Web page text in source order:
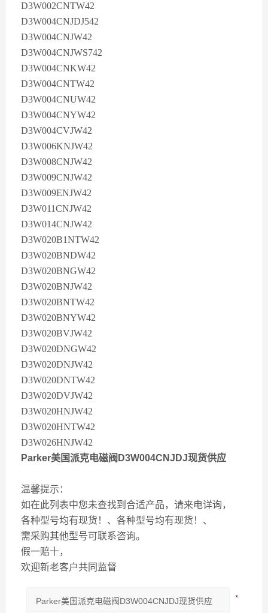
D3W002CNTW42
D3W004CNJDJ542
D3W004CNJW42
D3W004CNJWS742
D3W004CNKW42
D3W004CNTW42
D3W004CNUW42
D3W004CNYW42
D3W004CVJW42
D3W006KNJW42
D3W008CNJW42
D3W009CNJW42
D3W009ENJW42
D3W011CNJW42
D3W014CNJW42
D3W020B1NTW42
D3W020BNDW42
D3W020BNGW42
D3W020BNJW42
D3W020BNTW42
D3W020BNYW42
D3W020BVJW42
D3W020DNGW42
D3W020DNJW42
D3W020DNTW42
D3W020DVJW42
D3W020HNJW42
D3W020HNTW42
D3W026HNJW42
Parker美国派克电磁阀D3W004CNJDJ现货供应
温馨提示：
如在此列表中您未查找到合适产品，请来电详询，
各种型号均有现货！、各种型号均有现货！、
需采购其他型号可联系咨询。
假一赔十，
欢迎新老客户共同监督